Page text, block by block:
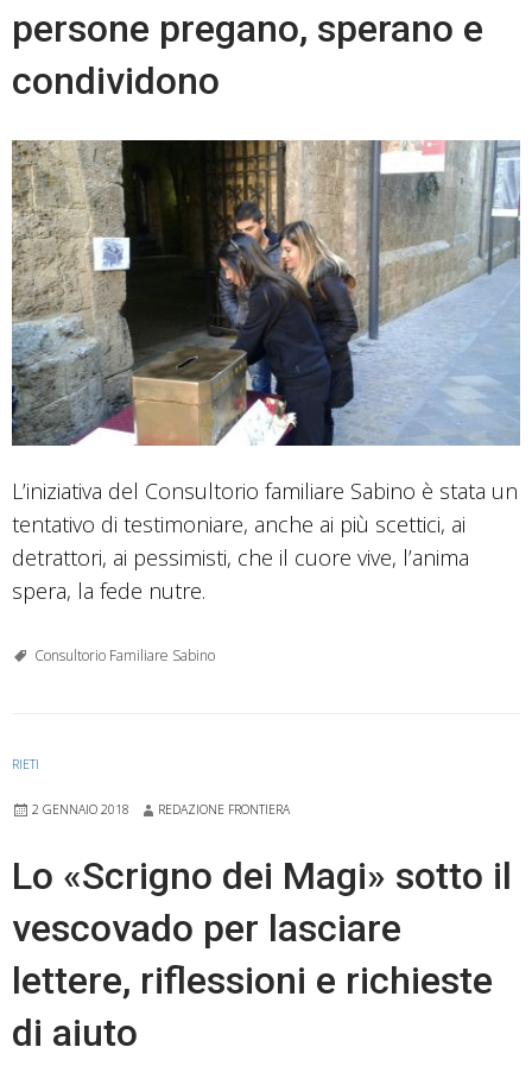
persone pregano, sperano e
condividono
L’iniziativa del Consultorio familiare Sabino è stata un
tentativo di testimoniare, anche ai più scettici, ai
detrattori, ai pessimisti, che il cuore vive, l’anima
spera, la fede nutre.
Consultorio Familiare Sabino
RIETI
2 GENNAIO 2018 REDAZIONE FRONTIERA
Lo «Scrigno dei Magi» sotto il
vescovado per lasciare
lettere, riflessioni e richieste
di aiuto